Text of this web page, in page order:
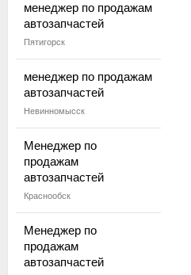
менеджер по продажам
автозапчастей
Пятигорск
менеджер по продажам
автозапчастей
Невинномысск
Менеджер по
продажам
автозапчастей
Краснообск
Менеджер по
продажам
автозапчастей